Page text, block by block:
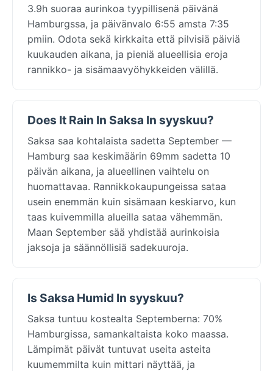
3.9h suoraa aurinkoa tyypillisenä päivänä
Hamburgssa, ja päivänvalo 6:55 amsta 7:35
pmiin. Odota sekä kirkkaita että pilvisiä päiviä
kuukauden aikana, ja pieniä alueellisia eroja
rannikko- ja sisämaavyöhykkeiden välillä.
Does It Rain In Saksa In syyskuu?
Saksa saa kohtalaista sadetta September —
Hamburg saa keskimäärin 69mm sadetta 10
päivän aikana, ja alueellinen vaihtelu on
huomattavaa. Rannikkokaupungeissa sataa
usein enemmän kuin sisämaan keskiarvo, kun
taas kuivemmilla alueilla sataa vähemmän.
Maan September sää yhdistää aurinkoisia
jaksoja ja säännöllisiä sadekuuroja.
Is Saksa Humid In syyskuu?
Saksa tuntuu kostealta Septemberna: 70%
Hamburgissa, samankaltaista koko maassa.
Lämpimät päivät tuntuvat useita asteita
kuumemmilta kuin mittari näyttää, ja